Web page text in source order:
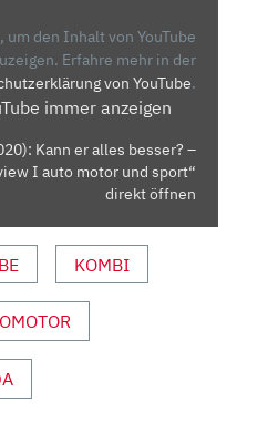
um den Inhalt von YouTube
Erfahre mehr in der
von YouTube.
immer anzeigen
Kann er alles besser? –
I auto motor und sport“
direkt öffnen
KOMBI